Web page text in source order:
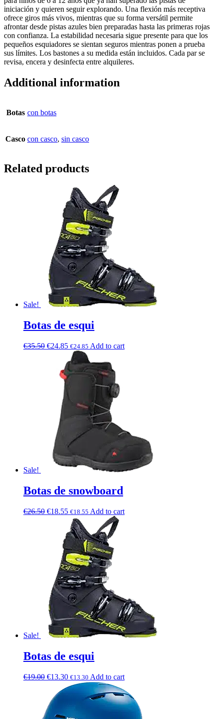
iniciación y quieren seguir explorando. Una flexión más receptiva
ofrece giros más vivos, mientras que su forma versátil permite
afrontar desde pistas azules bien preparadas hasta las primeras rojas
con confianza. La estabilidad necesaria sigue presente para que los
pequeños esquiadores se sientan seguros mientras ponen a prueba
sus límites. Los bastones a su medida están incluidos. Cada par se
revisa, encera y desinfecta entre alquileres.
Additional information
Botas con botas
Casco con casco, sin casco
Related products
Sale!
Botas de esqui
€35.50 €24.85 €24.85 Add to cart
Sale!
Botas de snowboard
€26.50 €18.55 €18.55 Add to cart
Sale!
Botas de esqui
€19.00 €13.30 €13.30 Add to cart